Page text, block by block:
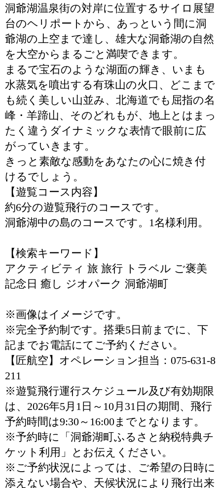
洞爺湖温泉街の対岸に位置するサイロ展望
台のヘリポートから、あっという間に洞
爺湖の上空まで達し、雄大な洞爺湖の自然
を大空からまるごと満喫できます。
まるで宝石のような湖面の輝き、いまも
水蒸気を噴出する有珠山の火口、どこまで
も続く美しい山並み、北海道でも屈指の名
峰・羊蹄山、そのどれもが、地上とはまっ
たく違うダイナミックな表情で眼前に広
がっていきます。
きっと素敵な感動をあなたの心に焼き付
けるでしょう。
【遊覧コース内容】
約6分の遊覧飛行のコースです。
洞爺湖中の島のコースです。1名様利用。
【検索キーワード】
アクティビティ 旅 旅行 トラベル ご褒美
記念日 癒し ジオパーク 洞爺湖町
※画像はイメージです。
※完全予約制です。搭乗5日前までに、下
記までお電話にてご予約ください。
【匠航空】オペレーション担当：075-631-8
211
※遊覧飛行運行スケジュール及び有効期限
は、2026年5月1日～10月31日の期間、飛行
予約時間は9:30～16:00までとなります。
※予約時に「洞爺湖町ふるさと納税特典チ
ケット利用」とお伝えください。
※ご予約状況によっては、ご希望の日時に
添えない場合や、天候状況により飛行出来